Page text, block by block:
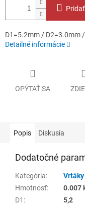
D1=5.2mm / D2=3.0mm
Detailné informácie
OPÝTAŤ SA
Popis Diskusia
Dodatočné
Kategória:
Hmotnosť:
0.007
D1 :
5,2